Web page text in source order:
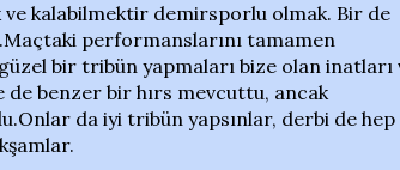
ve kalabilmektir demirsporlu olmak. Bir de
performanslarını tamamen
bir tribün yapmaları bize olan inatları
benzer bir hırs mevcuttu, ancak
da iyi tribün yapsınlar, derbi de hep